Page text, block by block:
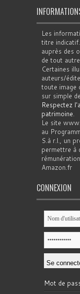
Les
titre
auprès des
de tout
Certaines
auteurs/
toute image
sur simple
Respectez
patrimoine.
Le site
au
S.à r.l., un
permettre à
Amazon.fr
CONNEXION
Mot de